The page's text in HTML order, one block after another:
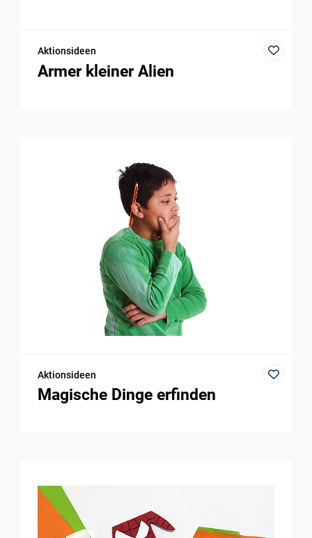
Aktionsideen
Armer kleiner Alien
Aktionsideen
Magische Dinge erfinden